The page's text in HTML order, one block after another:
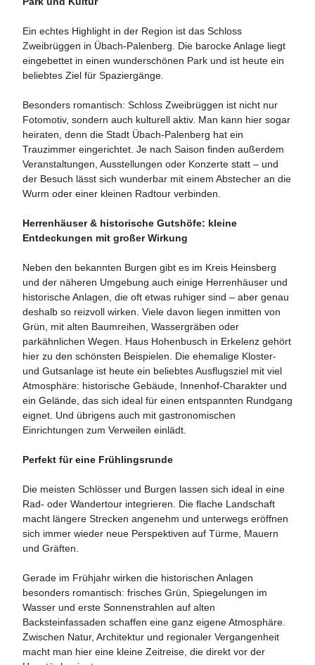
Ein echtes Highlight in der Region ist das Schloss
Zweibrüggen in Übach-Palenberg. Die barocke Anlage liegt
eingebettet in einen wunderschönen Park und ist heute ein
beliebtes Ziel für Spaziergänge.
Besonders romantisch: Schloss Zweibrüggen ist nicht nur
Fotomotiv, sondern auch kulturell aktiv. Man kann hier sogar
heiraten, denn die Stadt Übach-Palenberg hat ein
Trauzimmer eingerichtet. Je nach Saison finden außerdem
Veranstaltungen, Ausstellungen oder Konzerte statt – und
der Besuch lässt sich wunderbar mit einem Abstecher an die
Wurm oder einer kleinen Radtour verbinden.
Herrenhäuser & historische Gutshöfe: kleine
Entdeckungen mit großer Wirkung
Neben den bekannten Burgen gibt es im Kreis Heinsberg
und der näheren Umgebung auch ­einige Herrenhäuser und
historische Anlagen, die oft etwas ruhiger sind – aber genau
deshalb so reizvoll wirken. Viele davon liegen inmitten von
Grün, mit alten Baumreihen, Wassergräben oder
parkähnlichen Wegen. Haus Hohenbusch in Erkelenz gehört
hier zu den schönsten Beispielen. Die ehemalige Kloster-
und Gutsanlage ist heute ein beliebtes Ausflugsziel mit viel
Atmosphäre: historische Gebäude, Innenhof-Charakter und
ein Gelände, das sich ideal für einen entspannten Rundgang
eignet. Und übrigens auch mit gastronomischen
Einrichtungen zum Verweilen einlädt.
Perfekt für eine Frühlingsrunde
Die meisten Schlösser und Burgen lassen sich ideal in eine
Rad- oder Wandertour integrieren. Die flache Landschaft
macht längere Strecken angenehm und unterwegs eröffnen
sich immer wieder neue Perspektiven auf Türme, Mauern
und Gräften.
Gerade im Frühjahr wirken die historischen Anlagen
besonders romantisch: frisches Grün, Spiegelungen im
Wasser und erste Sonnenstrahlen auf alten
Backsteinfassaden schaffen eine ganz eigene Atmosphäre.
Zwischen Natur, Architektur und regionaler Vergangenheit
macht man hier eine kleine Zeitreise, die direkt vor der